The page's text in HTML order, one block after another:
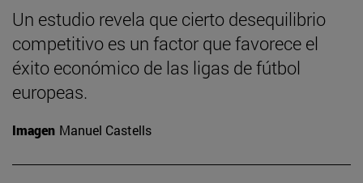
Un estudio revela que cierto desequilibrio
competitivo es un factor que favorece el
éxito económico de las ligas de fútbol
europeas.
Imagen Manuel Castells